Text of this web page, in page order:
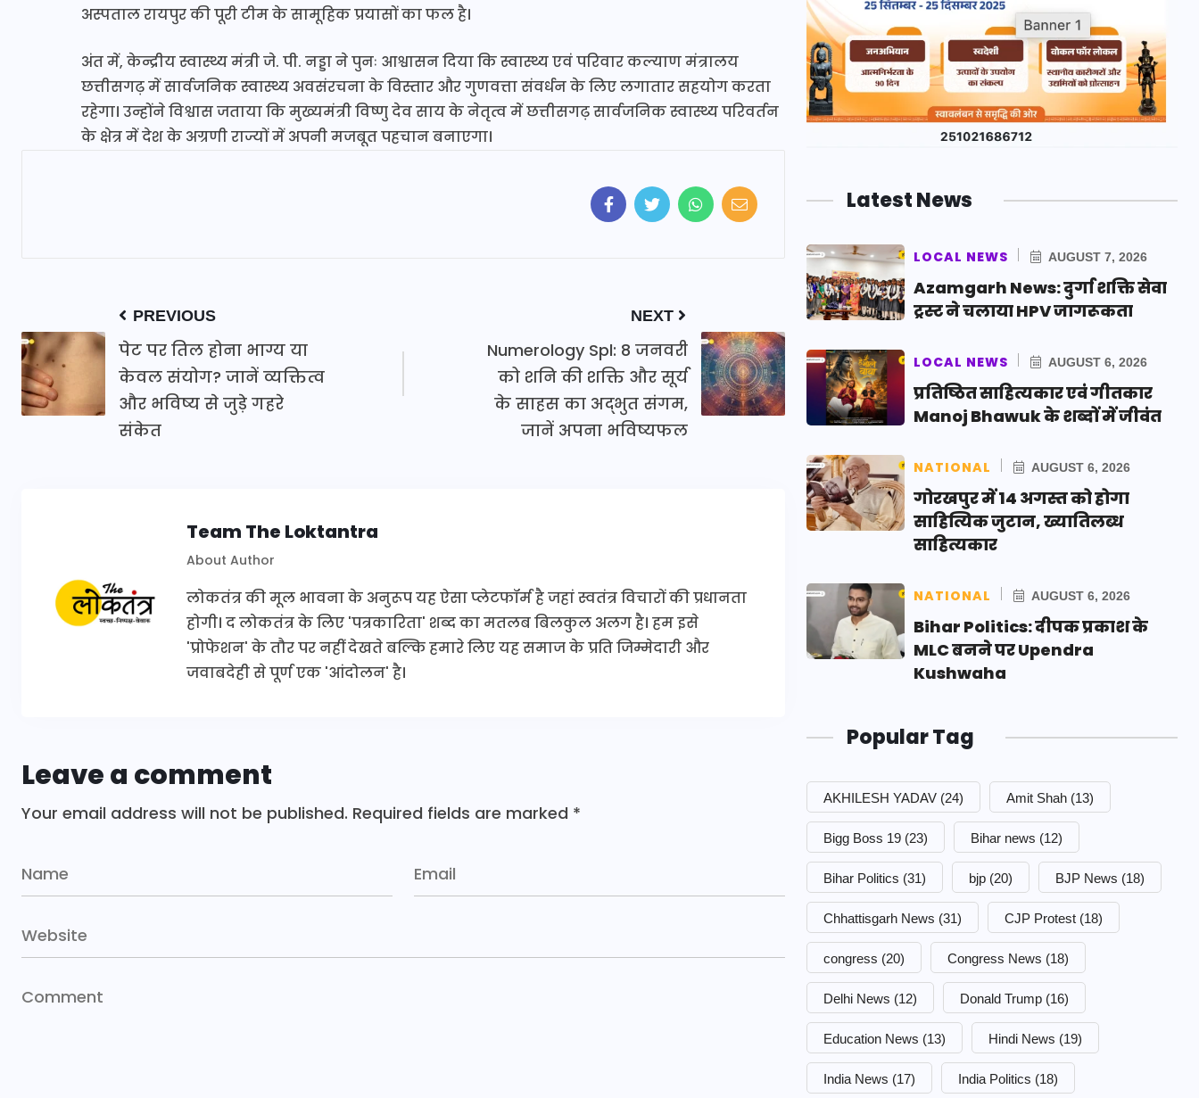
अस्पताल रायपुर की पूरी टीम के सामूहिक प्रयासों का फल है।
अंत में, केन्द्रीय स्वास्थ्य मंत्री जे. पी. नड्डा ने पुनः आश्वासन दिया कि स्वास्थ्य एवं परिवार कल्याण मंत्रालय
छत्तीसगढ़ में सार्वजनिक स्वास्थ्य अवसंरचना के विस्तार और गुणवत्ता संवर्धन के लिए लगातार सहयोग करता
रहेगा। उन्होंने विश्वास जताया कि मुख्यमंत्री विष्णु देव साय के नेतृत्व में छत्तीसगढ़ सार्वजनिक स्वास्थ्य परिवर्तन
के क्षेत्र में देश के अग्रणी राज्यों में अपनी मजबूत पहचान बनाएगा।
PREVIOUS
पेट पर तिल होना भाग्य या
केवल संयोग? जानें व्यक्तित्व
और भविष्य से जुड़े गहरे
संकेत
NEXT
Numerology Spl: 8 जनवरी
को शनि की शक्ति और सूर्य
के साहस का अद्भुत संगम,
जानें अपना भविष्यफल
Team The Loktantra
About Author
लोकतंत्र की मूल भावना के अनुरूप यह ऐसा प्लेटफॉर्म है जहां स्वतंत्र विचारों की प्रधानता
होगी। द लोकतंत्र के लिए 'पत्रकारिता' शब्द का मतलब बिलकुल अलग है। हम इसे
'प्रोफेशन' के तौर पर नहीं देखते बल्कि हमारे लिए यह समाज के प्रति जिम्मेदारी और
जवाबदेही से पूर्ण एक 'आंदोलन' है।
Leave a comment
Your email address will not be published. Required fields are marked *
Latest News
LOCAL NEWS AUGUST 7, 2026
Azamgarh News: दुर्गा शक्ति सेवा
ट्रस्ट ने चलाया HPV जागरूकता
LOCAL NEWS AUGUST 6, 2026
प्रतिष्ठित साहित्यकार एवं गीतकार
Manoj Bhawuk के शब्दों में जीवंत
NATIONAL AUGUST 6, 2026
गोरखपुर में 14 अगस्त को होगा
साहित्यिक जुटान, ख्यातिलब्ध
साहित्यकार
NATIONAL AUGUST 6, 2026
Bihar Politics: दीपक प्रकाश के
MLC बनने पर Upendra
Kushwaha
Popular Tag
AKHILESH YADAV (24) Amit Shah (13)
Bigg Boss 19 (23) Bihar news (12)
Bihar Politics (31) bjp (20) BJP News (18)
Chhattisgarh News (31) CJP Protest (18)
congress (20) Congress News (18)
Delhi News (12) Donald Trump (16)
Education News (13) Hindi News (19)
India News (17) India Politics (18)